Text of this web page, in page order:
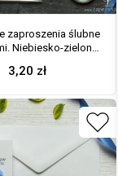
zaproszenia ślubne
Niebiesko-zielony
kolorze. ZAP-93-11
3,20 zł